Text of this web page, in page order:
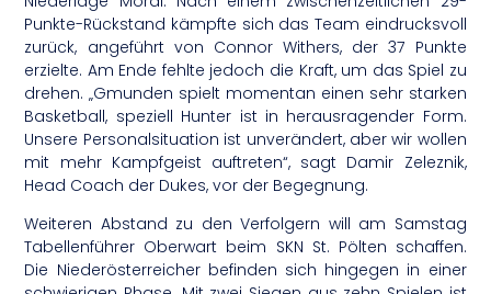
Punkte-Rückstand kämpfte sich das Team eindrucksvoll
zurück, angeführt von Connor Withers, der 37 Punkte
erzielte. Am Ende fehlte jedoch die Kraft, um das Spiel zu
drehen. „Gmunden spielt momentan einen sehr starken
Basketball, speziell Hunter ist in herausragender Form.
Unsere Personalsituation ist unverändert, aber wir wollen
mit mehr Kampfgeist auftreten“, sagt Damir Zeleznik,
Head Coach der Dukes, vor der Begegnung.
Weiteren Abstand zu den Verfolgern will am Samstag
Tabellenführer Oberwart beim SKN St. Pölten schaffen.
Die Niederösterreicher befinden sich hingegen in einer